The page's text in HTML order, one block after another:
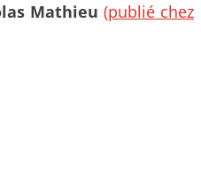
Mathieu (publié chez